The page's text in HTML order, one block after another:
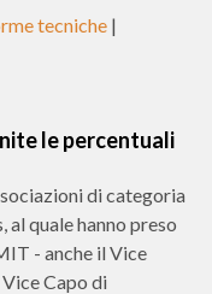
tecniche |
le percentuali
di categoria
al quale hanno preso
- anche il Vice
Capo di